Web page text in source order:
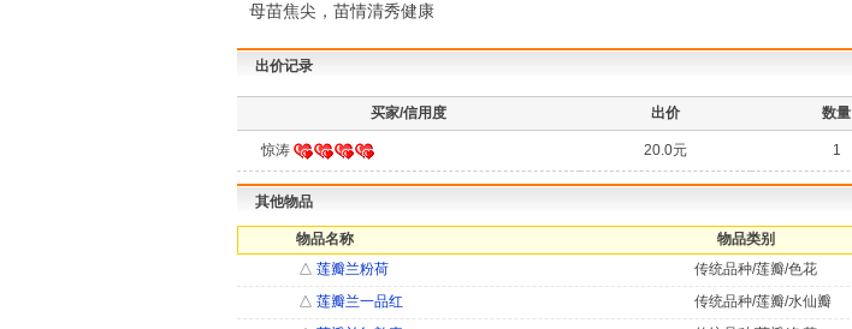
母苗焦尖，苗情清秀健康
出价记录
买家/信用度 出价 数量
惊涛 20.0元 1
其他物品
物品名称 物品类别
△ 莲瓣兰粉荷 传统品种/莲瓣/色花
△ 莲瓣兰一品红 传统品种/莲瓣/水仙瓣